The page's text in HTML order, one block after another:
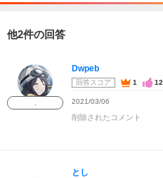
他2件の回答
Dwpeb
回答スコア 1 12
2021/03/06
削除されたコメント
とし